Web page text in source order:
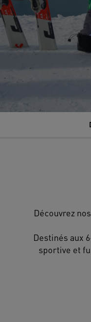
Découvrez
Destinés aux
sportive et